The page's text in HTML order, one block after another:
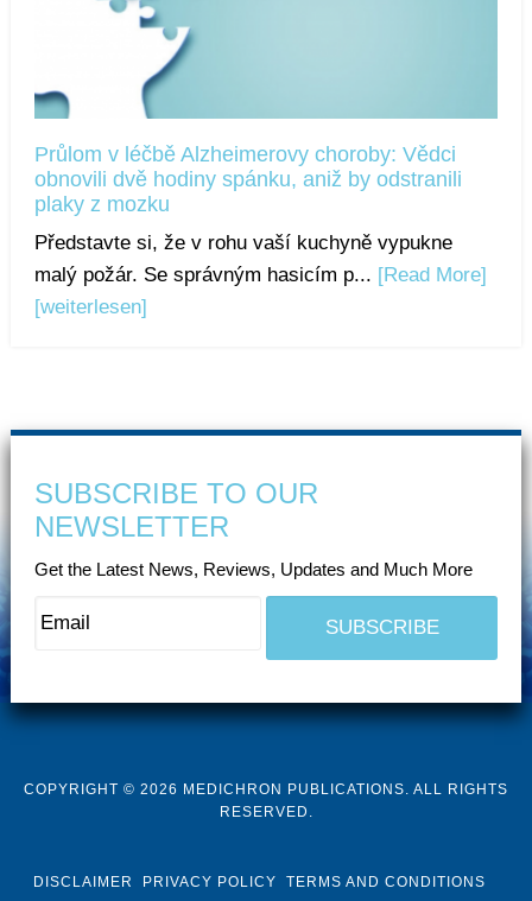
Průlom v léčbě Alzheimerovy choroby: Vědci
obnovili dvě hodiny spánku, aniž by odstranili
plaky z mozku
Představte si, že v rohu vaší kuchyně vypukne
malý požár. Se správným hasicím p... [Read More]
[weiterlesen]
SUBSCRIBE TO OUR
NEWSLETTER
Get the Latest News, Reviews, Updates and Much More
COPYRIGHT © 2026 MEDICHRON PUBLICATIONS. ALL RIGHTS
RESERVED.
DISCLAIMER PRIVACY POLICY TERMS AND CONDITIONS